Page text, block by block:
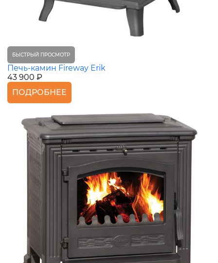
БЫСТРЫЙ ПРОСМОТР
Печь-камин Fireway Erik
43 900 ₽
ПОДРОБНЕЕ